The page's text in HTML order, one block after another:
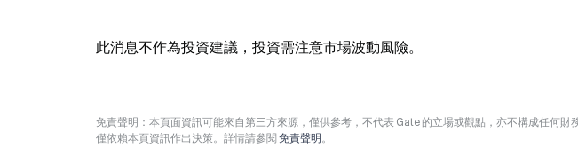
此消息不作為投資建議，投資需注意市場波動風險。
免責聲明：本頁面資訊可能來自第三方來源，僅供參考，不代表 Gate 的立場或觀點，亦不構成任何
僅依賴本頁資訊作出決策。詳情請參閱 免責聲明。